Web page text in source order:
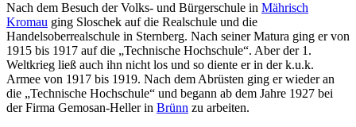
Nach dem Besuch der Volks- und Bürgerschule in Mährisch
Kromau ging Sloschek auf die Realschule und die
Handelsoberrealschule in Sternberg. Nach seiner Matura ging er von
1915 bis 1917 auf die „Technische Hochschule“. Aber der 1.
Weltkrieg ließ auch ihn nicht los und so diente er in der k.u.k.
Armee von 1917 bis 1919. Nach dem Abrüsten ging er wieder an
die „Technische Hochschule“ und begann ab dem Jahre 1927 bei
der Firma Gemosan-Heller in Brünn zu arbeiten.